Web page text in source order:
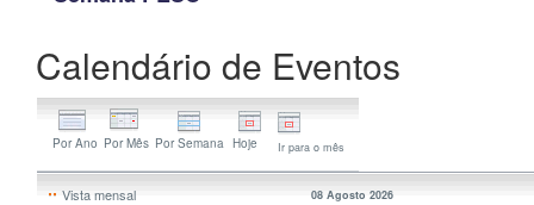
Calendário de Eventos
Ir para o mês
Vista mensal 08 Agosto 2026